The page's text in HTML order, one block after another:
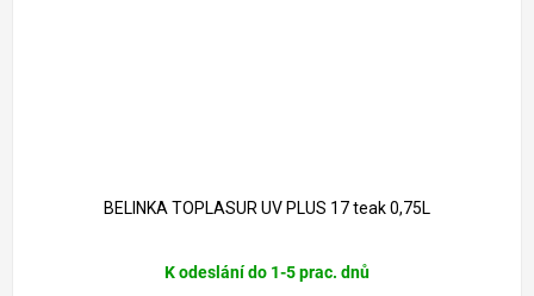
BELINKA TOPLASUR UV PLUS 17 teak 0,75L
hodnocení
K odeslání do 1-5 prac. dnů